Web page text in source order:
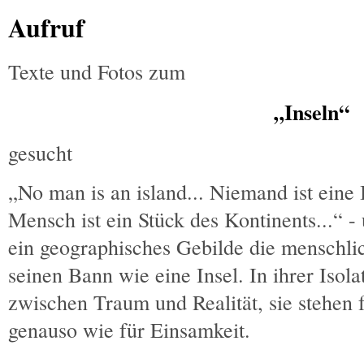
Aufruf
Texte und Fotos zum
„Inseln“
gesucht
„No man is an island... Niemand ist
Mensch ist ein Stück des Kontinents...“
ein geographisches Gebilde die
seinen Bann wie eine Insel. In ihrer
zwischen Traum und Realität, sie
genauso wie für Einsamkeit.